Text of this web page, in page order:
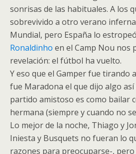
sonrisas de las habituales. A los
sobrevivido a otro verano
Mundial, pero España lo
Ronaldinho en el Camp Nou nos
revelación: el fútbol ha vuelto.
Y eso que el Gamper fue tirando
fue Maradona el que dijo algo
partido amistoso es como bailar
hermana (siempre y cuando no
Lo mejor de la noche, Thiago y
Iniesta y Busquets no fueran lo
razones para preocuparse-,